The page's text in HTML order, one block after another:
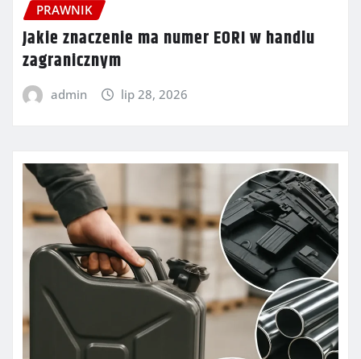
PRAWNIK
Jakie znaczenie ma numer EORI w handlu
zagranicznym
admin lip 28, 2026